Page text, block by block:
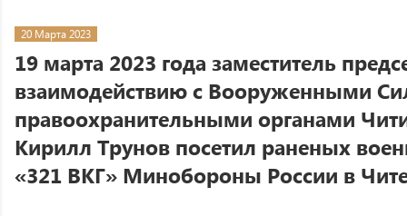
20 Марта 2023
19 марта 2023 года заместитель
взаимодействию с Вооруженными
правоохранительными органами
Кирилл Трунов посетил раненых
«321 ВКГ» Минобороны России в